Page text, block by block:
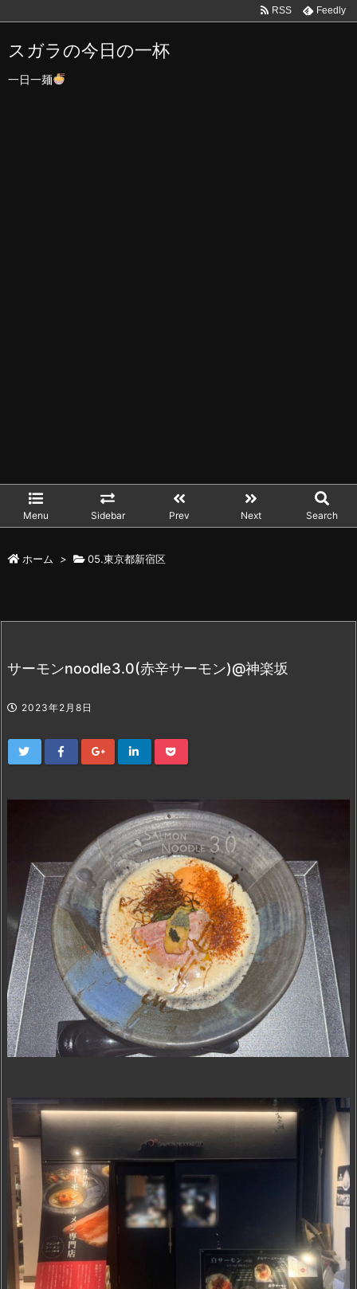
スガラの今日の一杯
一日一麺
Menu Sidebar Prev Next Search
RSS Feedly
ホーム > 05.東京都新宿区
サーモンnoodle3.0(赤辛サーモン)@神楽坂
2023年2月8日